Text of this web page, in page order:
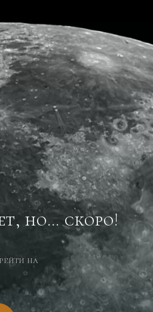
но… скоро!
на